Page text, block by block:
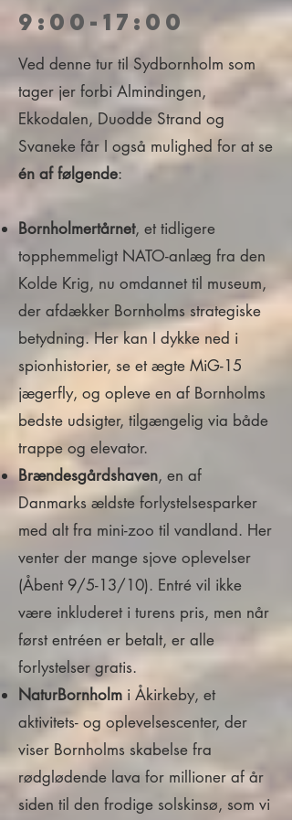
9:00-17:00
Ved denne tur til Sydbornholm som
tager jer forbi Almindingen,
Ekkodalen, Duodde Strand og
Svaneke får I også mulighed for at se
én af følgende:
Bornholmertårnet, et tidligere
topphemmeligt NATO-anlæg fra den
Kolde Krig, nu omdannet til museum,
der afdækker Bornholms strategiske
betydning. Her kan I dykke ned i
spionhistorier, se et ægte MiG-15
jægerfly, og opleve en af Bornholms
bedste udsigter, tilgængelig via både
trappe og elevator.
Brændesgårdshaven, en af
Danmarks ældste forlystelsesparker
med alt fra mini-zoo til vandland. Her
venter der mange sjove oplevelser
(Åbent 9/5-13/10). Entré vil ikke
være inkluderet i turens pris, men når
først entréen er betalt, er alle
forlystelser gratis.
NaturBornholm i Åkirkeby, et
aktivitets- og oplevelsescenter, der
viser Bornholms skabelse fra
rødglødende lava for millioner af år
siden til den frodige solskinsø, som vi